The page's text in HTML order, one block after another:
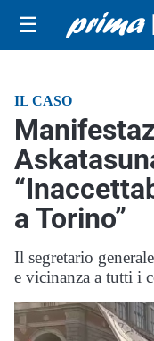
☰
IL CASO
a Torino”
Il segretario
e vicinanza a tutti i